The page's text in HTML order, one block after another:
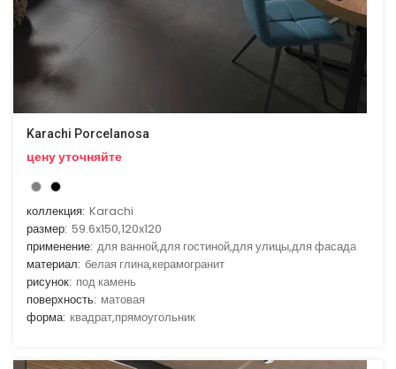
Karachi Porcelanosa
цену уточняйте
коллекция: Karachi
размер: 59.6x150,120x120
применение: для ванной,для гостиной,для улицы,для фасада
материал: белая глина,керамогранит
рисунок: под камень
поверхность: матовая
форма: квадрат,прямоугольник